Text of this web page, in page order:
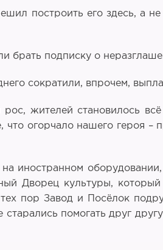
построить его здесь, а
брать подписку о
сократили, впрочем,
жителей становилось
огорчало нашего героя –
иностранном
Дворец культуры,
пор Завод и Посёлок
помогать друг